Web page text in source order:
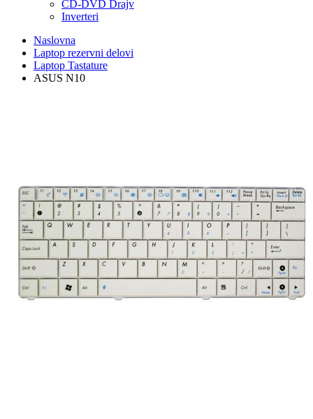
CD-DVD Drajv
Inverteri
Naslovna
Laptop rezervni delovi
Laptop Tastature
ASUS N10